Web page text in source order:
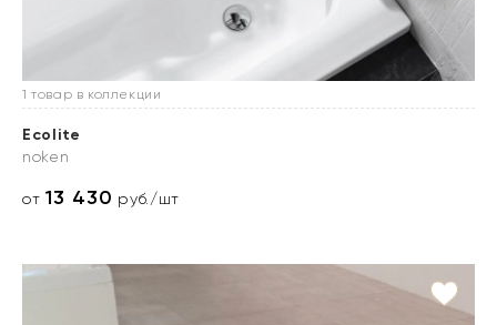
1 товар в коллекции
Ecolite
noken
от13 430 руб./шт